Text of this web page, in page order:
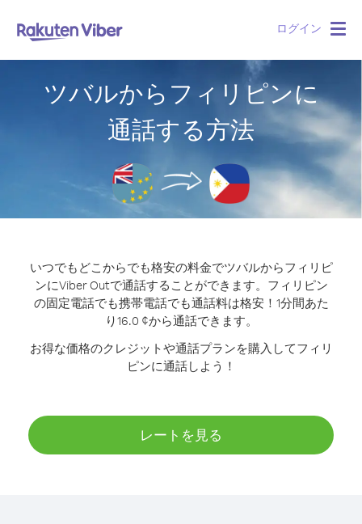
ログイン
ツバルからフィリピンに
通話する方法
いつでもどこからでも格安の料金でツバルからフィリピ
ンにViber Outで通話することができます。 フィリピン
の固定電話でも携帯電話でも通話料は格安！1分間あた
り16.0 ¢から通話できます。
お得な価格のクレジットや通話プランを購入してフィリ
ピンに通話しよう！
レートを見る